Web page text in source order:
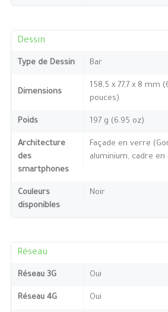
Dessin
Type de Dessin Bar
Dimensions
158,5 x 77,7 x 8 mm
pouces)
Poids 197 g (6.95 oz)
Architecture
des
smartphones
Façade en verre
aluminium, cadre en
Couleurs
disponibles
Noir
Réseau
Réseau 3G Oui
Réseau 4G Oui